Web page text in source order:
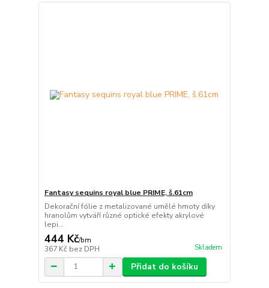
Fantasy sequins royal blue PRIME, š.61cm
Dekorační fólie z metalizované umělé hmoty díky
hranolům vytváří různé optické efekty akrylové
lepi...
444 Kč/bm
367 Kč bez DPH Skladem
Přidat do košíku